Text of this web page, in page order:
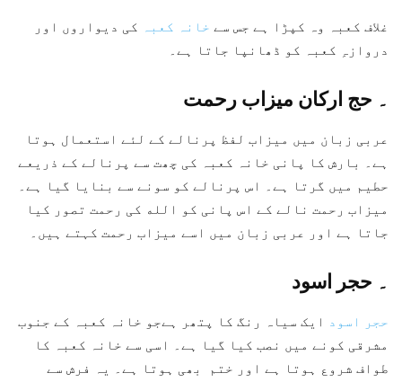
غلاف کعبہ وہ کپڑا ہے جس سے خانہ کعبہ کی دیواروں اور
دروازہِ کعبہ کو ڈھانپا جاتا ہے۔
۔ حج ارکان میزاب رحمت
عربی زبان میں میزاب لفظ پرنالے کے لئے استعمال ہوتا
ہے۔ بارش کا پانی خانہ کعبہ کی چھت سے پرنالے کے ذریعے
حطیم میں گرتا ہے۔ اس پرنالے کو سونے سے بنایا گیا ہے۔
میزاب رحمت نالے کے اس پانی کو الله کی رحمت تصور کیا
جاتا ہے اور عربی زبان میں اسے میزاب رحمت کہتے ہیں۔
۔ حجر اسود
حجر اسود ایک سیاہ رنگ کا پتھر ہےجو خانہ کعبہ کے جنوب
مشرقی کونے میں نصب کیا گیا ہے۔ اسی سے خانہ کعبہ کا
طواف شروع ہوتا ہے اور ختم بھی ہوتا ہے۔ یہ فرش سے